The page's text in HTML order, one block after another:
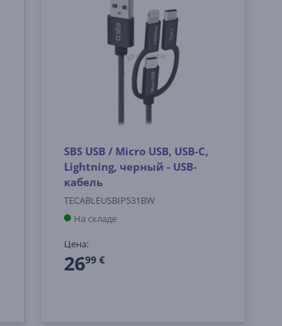
SBS USB / Micro USB, USB-C,
Lightning, черный - USB-
кабель
TECABLEUSBIP531BW
На складе
Цена:
2699 €